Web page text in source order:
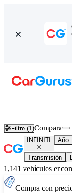
Filtro (1)Compara
INFINITI Año
Transmisión
1,141 vehículos
Compra con